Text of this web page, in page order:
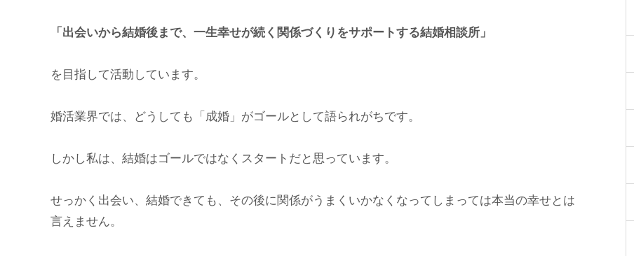
「出会いから結婚後まで、一生幸せが続く関係づくりをサポートする結婚相談所」
を目指して活動しています。
婚活業界では、どうしても「成婚」がゴールとして語られがちです。
しかし私は、結婚はゴールではなくスタートだと思っています。
せっかく出会い、結婚できても、その後に関係がうまくいかなくなってしまっては本当の幸せとは
言えません。